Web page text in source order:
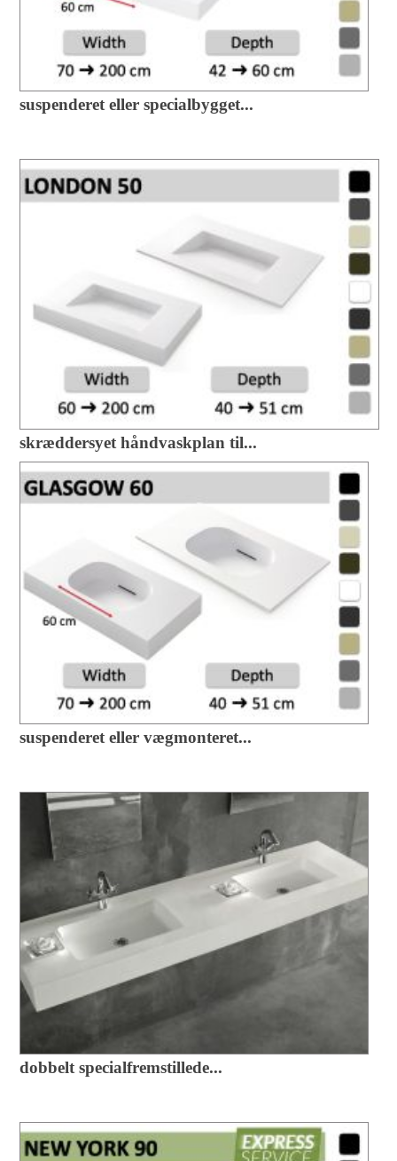
suspenderet eller specialbygget...
skræddersyet håndvaskplan til...
suspenderet eller vægmonteret...
dobbelt specialfremstillede...